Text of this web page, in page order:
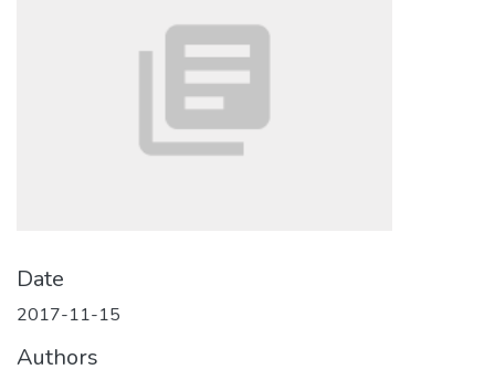
Date
2017-11-15
Authors